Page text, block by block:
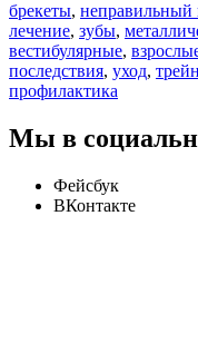
брекеты, неправильный
лечение, зубы,
вестибулярные,
последствия, уход,
профилактика
Мы в
Фейсбук
ВКонтакте